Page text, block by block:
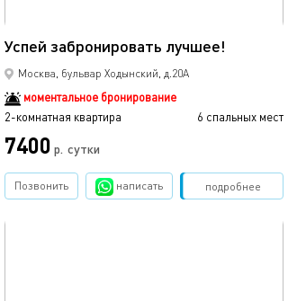
Успей забронировать лучшее!
Москва, бульвар Ходынский, д.20А
моментальное бронирование
2-комнатная квартира
6 спальных мест
7400 р. сутки
подробнее
Позвонить написать Забронировать